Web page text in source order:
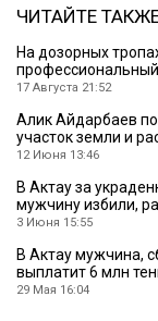
ЧИТАЙТЕ
На дозорных
17 Августа 21:52
Алик Айдарбаев
участок земли и
12 Июня 13:46
В Актау за
мужчину избили,
3 Июня 15:55
В Актау мужчина,
выплатит 6 млн
29 Мая 16:04